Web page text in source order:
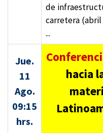
de
carretera (abril
...
Jue.
11
Ago.
09:15
hrs.
hacia